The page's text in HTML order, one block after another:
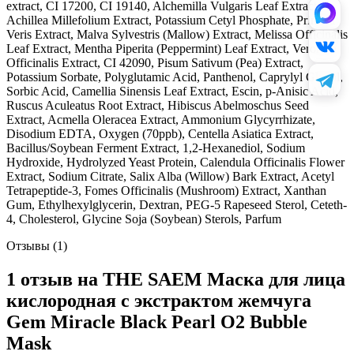
extract, CI 17200, CI 19140, Alchemilla Vulgaris Leaf Extract,
Achillea Millefolium Extract, Potassium Cetyl Phosphate, Primula
Veris Extract, Malva Sylvestris (Mallow) Extract, Melissa Officinalis
Leaf Extract, Mentha Piperita (Peppermint) Leaf Extract, Veronica
Officinalis Extract, CI 42090, Pisum Sativum (Pea) Extract,
Potassium Sorbate, Polyglutamic Acid, Panthenol, Caprylyl Glycol,
Sorbic Acid, Camellia Sinensis Leaf Extract, Escin, p-Anisic Acid,
Ruscus Aculeatus Root Extract, Hibiscus Abelmoschus Seed
Extract, Acmella Oleracea Extract, Ammonium Glycyrrhizate,
Disodium EDTA, Oxygen (70ppb), Centella Asiatica Extract,
Bacillus/Soybean Ferment Extract, 1,2-Hexanediol, Sodium
Hydroxide, Hydrolyzed Yeast Protein, Calendula Officinalis Flower
Extract, Sodium Citrate, Salix Alba (Willow) Bark Extract, Acetyl
Tetrapeptide-3, Fomes Officinalis (Mushroom) Extract, Xanthan
Gum, Ethylhexylglycerin, Dextran, PEG-5 Rapeseed Sterol, Ceteth-
4, Cholesterol, Glycine Soja (Soybean) Sterols, Parfum
Отзывы (1)
1 отзыв на THE SAEM Маска для лица
кислородная с экстрактом жемчуга
Gem Miracle Black Pearl O2 Bubble
Mask